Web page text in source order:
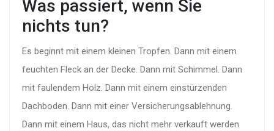
Was passiert, wenn Sie
nichts tun?
Es beginnt mit einem kleinen Tropfen. Dann mit einem
feuchten Fleck an der Decke. Dann mit Schimmel. Dann
mit faulendem Holz. Dann mit einem einstürzenden
Dachboden. Dann mit einer Versicherungsablehnung.
Dann mit einem Haus, das nicht mehr verkauft werden